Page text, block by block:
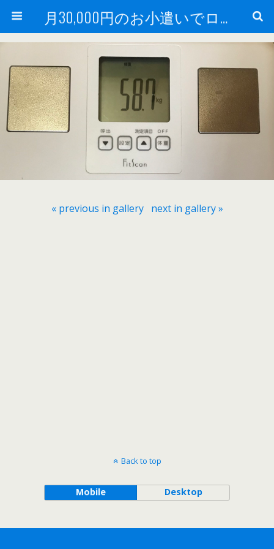
月30,000円のお小遣いでロードバイク
« previous in gallery next in gallery »
Back to top
Mobile Desktop